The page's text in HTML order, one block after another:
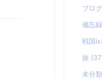
ブロ
備忘録
戦国
旅
未分類